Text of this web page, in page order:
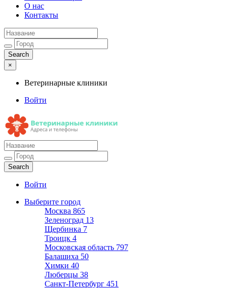
О нас
Контакты
×
Ветеринарные клиники
Войти
Ветеринарные клиники
Адреса и телефоны
Войти
Выберите город
Москва 865
Зеленоград 13
Щербинка 7
Троицк 4
Московская область 797
Балашиха 50
Химки 40
Люберцы 38
Санкт-Петербург 451